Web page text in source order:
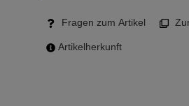
Fragen zum Artikel
Artikelherkunft